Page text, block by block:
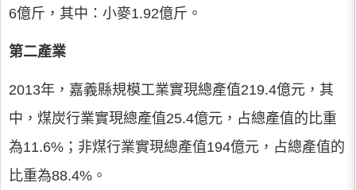
6億斤，其中：小麥1.92億斤。
第二產業
2013年，嘉義縣規模工業實現總產值219.4億元，其
中，煤炭行業實現總產值25.4億元，占總產值的比重
為11.6%；非煤行業實現總產值194億元，占總產值的
比重為88.4%。